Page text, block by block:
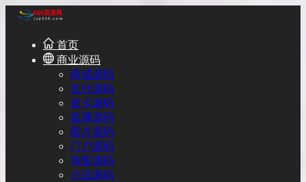
首页
商业源码
商城源码
支付源码
发卡源码
直播源码
图片源码
门户源码
淘客源码
小说源码